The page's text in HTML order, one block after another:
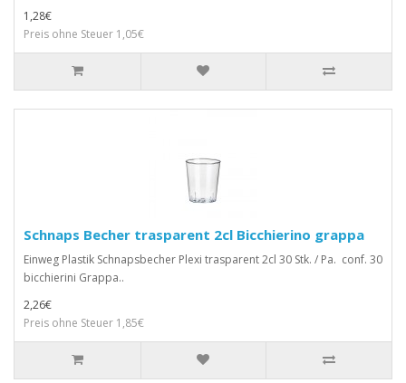
1,28€
Preis ohne Steuer 1,05€
Schnaps Becher trasparent 2cl Bicchierino grappa
Einweg Plastik Schnapsbecher Plexi trasparent 2cl 30 Stk. / Pa. conf. 30
bicchierini Grappa..
2,26€
Preis ohne Steuer 1,85€